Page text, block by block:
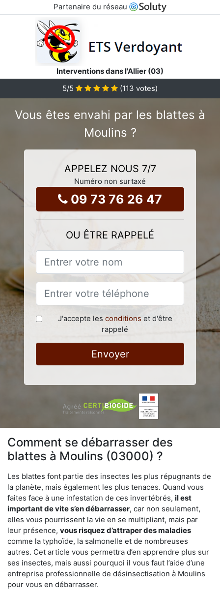
Partenaire du réseau
Interventions dans l'Allier (03)
5/5 (113 votes)
Vous êtes envahi par les blattes à
Moulins ?
APPELEZ NOUS 7/7
Numéro non surtaxé
09 73 76 26 47
OU ÊTRE RAPPELÉ
J'accepte les conditions et d'être
rappelé
Envoyer
Comment se débarrasser des
blattes à Moulins (03000) ?
Les blattes font partie des insectes les plus répugnants de
la planète, mais également les plus tenaces. Quand vous
faites face à une infestation de ces invertébrés, il est
important de vite s’en débarrasser, car non seulement,
elles vous pourrissent la vie en se multipliant, mais par
leur présence, vous risquez d’attraper des maladies
comme la typhoïde, la salmonelle et de nombreuses
autres. Cet article vous permettra d’en apprendre plus sur
ses insectes, mais aussi pourquoi il vous faut l’aide d’une
entreprise professionnelle de désinsectisation à Moulins
pour vous en débarrasser.